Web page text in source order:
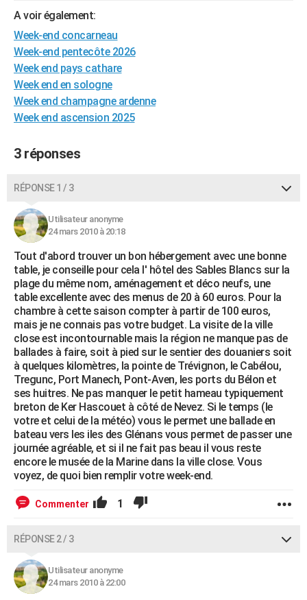
Destinations
City break
Voyage nature
Voyage de noces
Forum
Climat
+PHOTO
BONS PLANS
CARTE DE VOEUX
Carte de Noël
Carte Bonne année
Carte Saint-Valentin
Carte Pâques
Carte d'anniversaire
Dictionnaire
Biographies
Citations
Expressions
Proverbes
PROGRAMME TV
COPAINS D'AVANT
S'inscrire
Se connecter
Lycées
Collèges
Primaires
Universités
Entreprises
Service militaire
Avis de recherche
AVIS DE DÉCÈS
FORUM
Bricolage
Lifestyle
Culture
Sport
Auto
Television
Voyage
Cinema
A voir également:
Week-end concarneau
Week-end pentecôte 2026
Week end pays cathare
Week end en sologne
Week end champagne ardenne
Week end ascension 2025
3 réponses
RÉPONSE 1 / 3
Utilisateur anonyme
24 mars 2010 à 20:18
Tout d'abord trouver un bon hébergement avec une bonne
table, je conseille pour cela l' hôtel des Sables Blancs sur la
plage du même nom, aménagement et déco neufs, une
table excellente avec des menus de 20 à 60 euros. Pour la
chambre à cette saison compter à partir de 100 euros,
mais je ne connais pas votre budget. La visite de la ville
close est incontournable mais la région ne manque pas de
ballades à faire, soit à pied sur le sentier des douaniers soit
à quelques kilomètres, la pointe de Trévignon, le Cabélou,
Tregunc, Port Manech, Pont-Aven, les ports du Bélon et
ses huitres. Ne pas manquer le petit hameau typiquement
breton de Ker Hascouet à côté de Nevez. Si le temps (le
votre et celui de la météo) vous le permet une ballade en
bateau vers les iles des Glénans vous permet de passer une
journée agréable, et si il ne fait pas beau il vous reste
encore le musée de la Marine dans la ville close. Vous
voyez, de quoi bien remplir votre week-end.
Commenter 1
RÉPONSE 2 / 3
Utilisateur anonyme
24 mars 2010 à 22:00